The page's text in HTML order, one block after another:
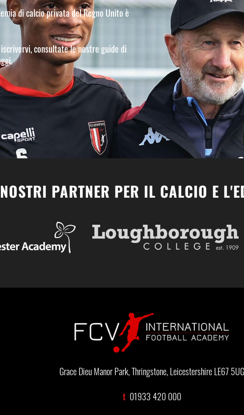
di calcio privata del Regno Unito è
consultate le nostre guide di
PARTNER PER IL CALCIO E
Grace Dieu Manor Park, Thringstone, Leicestershire LE67 5UG
t 01933 420 000